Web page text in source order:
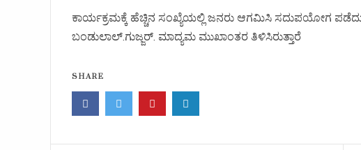
ಕಾರ್ಯಕ್ರಮಕ್ಕೆ ಹೆಚ್ಚಿನ ಸಂಖ್ಯೆಯಲ್ಲಿ ಜನರು ಆಗಮಿಸಿ ಸದುಪಯೋಗ
ಬಂಡುಲಾಲ್.ಗುಜ್ಜರ್. ಮಾದ್ಯಮ ಮುಖಾಂತರ ತಿಳಿಸಿರುತ್ತಾರೆ
SHARE